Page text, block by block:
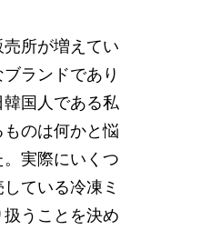
所が増えてい
ランドであり
国人である私
のは何かと悩
実際にいくつ
ている冷凍ミ
うことを決め